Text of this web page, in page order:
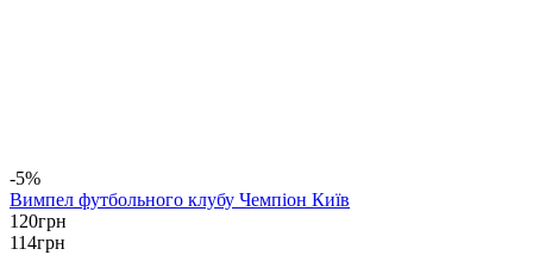
-5%
Вимпел футбольного клубу Чемпіон Київ
120грн
114грн